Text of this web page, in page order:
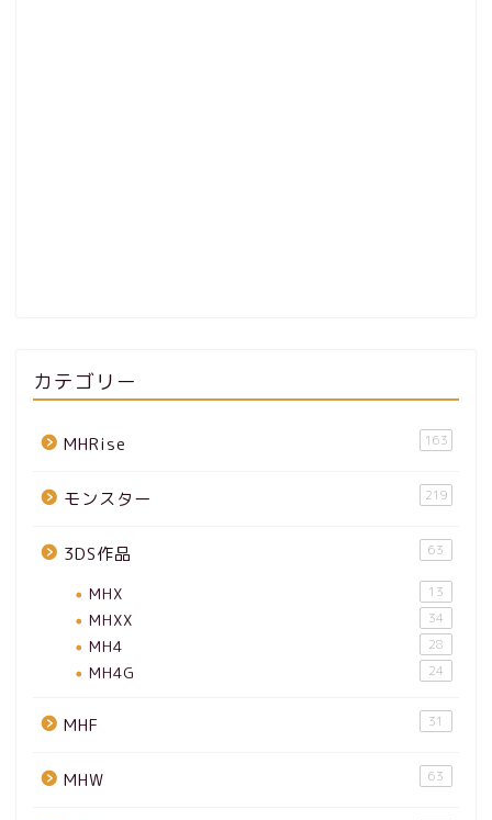
カテゴリー
MHRise 163
モンスター 219
3DS作品 63
MHX 13
MHXX 34
MH4 28
MH4G 24
MHF 31
MHW 63